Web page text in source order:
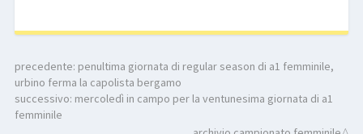
precedente: penultima giornata di regular season di a1 femminile,
urbino ferma la capolista bergamo
successivo: mercoledì in campo per la ventunesima giornata di a1
femminile